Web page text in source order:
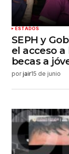
Enviar
ESTADOS
SEPH y
el acceso
becas a
por jair15 de junio